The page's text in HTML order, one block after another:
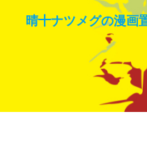
晴十ナツメグの漫画